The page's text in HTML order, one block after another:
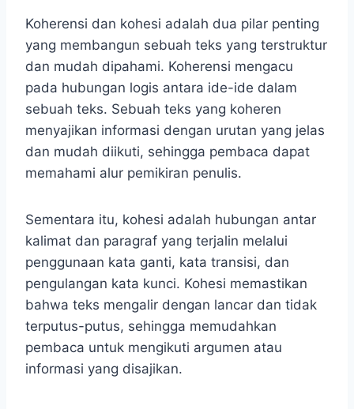
Koherensi dan kohesi adalah dua pilar penting
yang membangun sebuah teks yang terstruktur
dan mudah dipahami. Koherensi mengacu
pada hubungan logis antara ide-ide dalam
sebuah teks. Sebuah teks yang koheren
menyajikan informasi dengan urutan yang jelas
dan mudah diikuti, sehingga pembaca dapat
memahami alur pemikiran penulis.
Sementara itu, kohesi adalah hubungan antar
kalimat dan paragraf yang terjalin melalui
penggunaan kata ganti, kata transisi, dan
pengulangan kata kunci. Kohesi memastikan
bahwa teks mengalir dengan lancar dan tidak
terputus-putus, sehingga memudahkan
pembaca untuk mengikuti argumen atau
informasi yang disajikan.